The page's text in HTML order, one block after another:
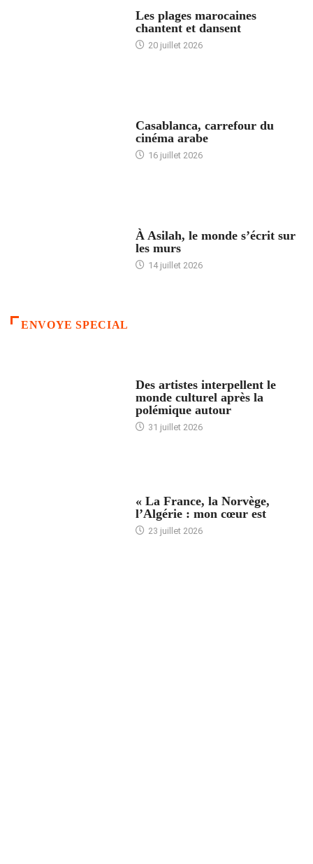
Les plages marocaines
chantent et dansent
20 juillet 2026
Casablanca, carrefour du
cinéma arabe
16 juillet 2026
À Asilah, le monde s’écrit sur
les murs
14 juillet 2026
ENVOYE SPECIAL
Des artistes interpellent le
monde culturel après la
polémique autour
31 juillet 2026
« La France, la Norvège,
l’Algérie : mon cœur est
23 juillet 2026